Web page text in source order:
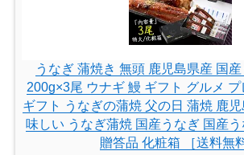
うなぎ 蒲焼き 無頭 鹿児島県産 国
200g×3尾 ウナギ 鰻 ギフト グルメ プ
ギフト うなぎの蒲焼 父の日 蒲焼 鹿
味しい うなぎ蒲焼 国産うなぎ 国産
贈答品 化粧箱 ［送料無料